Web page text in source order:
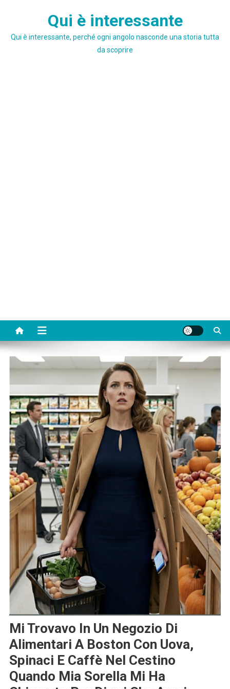
Qui è interessante
Qui è interessante, perché ogni angolo nasconde una storia tutta
da scoprire
Mi Trovavo In Un Negozio Di
Alimentari A Boston Con Uova,
Spinaci E Caffè Nel Cestino
Quando Mia Sorella Mi Ha